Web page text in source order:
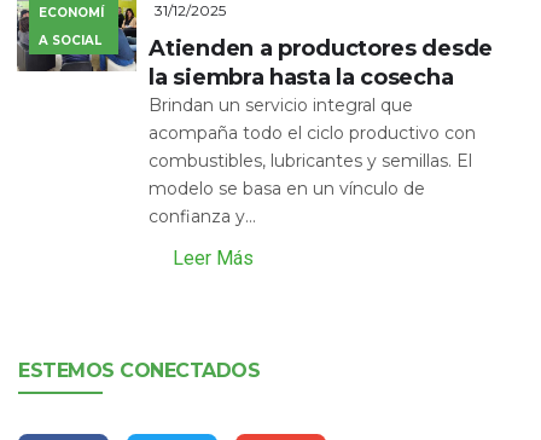
ECONOMÍ
A SOCIAL
31/12/2025
Atienden a productores desde
la siembra hasta la cosecha
Brindan un servicio integral que
acompaña todo el ciclo productivo con
combustibles, lubricantes y semillas. El
modelo se basa en un vínculo de
confianza y...
Leer Más
ESTEMOS CONECTADOS